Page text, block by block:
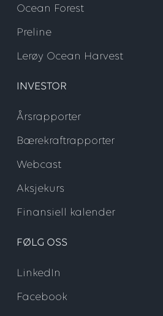
Ocean Forest
Preline
Lerøy Ocean Harvest
INVESTOR
Årsrapporter
Bærekraftrapporter
Webcast
Aksjekurs
Finansiell kalender
FØLG OSS
LinkedIn
Facebook